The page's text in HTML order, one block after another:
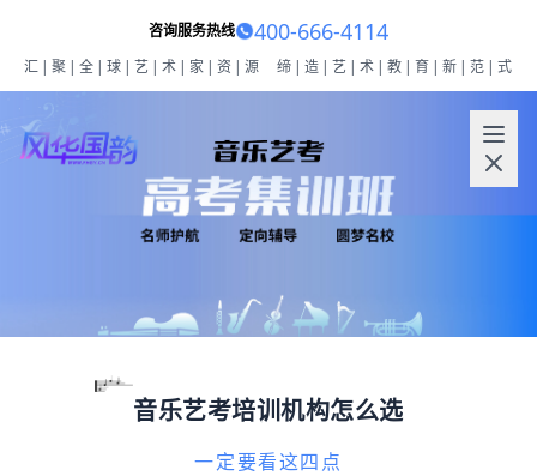
咨询服务热线 400-666-4114
汇|聚|全|球|艺|术|家|资|源 缔|造|艺|术|教|育|新|范|式
音乐艺考培训机构怎么选
一定要看这四点